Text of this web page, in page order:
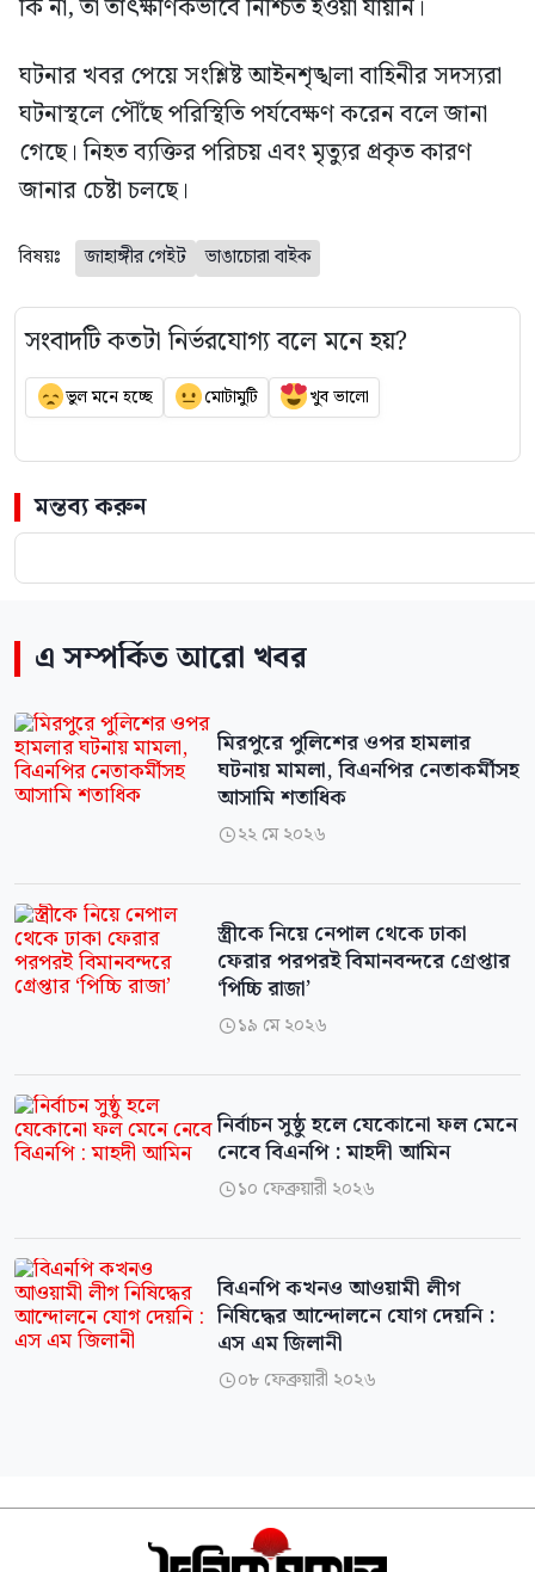
কি না, তা তাৎক্ষণিকভাবে নিশ্চিত হওয়া যায়নি।
ঘটনার খবর পেয়ে সংশ্লিষ্ট আইনশৃঙ্খলা বাহিনীর সদস্যরা
ঘটনাস্থলে পৌঁছে পরিস্থিতি পর্যবেক্ষণ করেন বলে জানা
গেছে। নিহত ব্যক্তির পরিচয় এবং মৃত্যুর প্রকৃত কারণ
জানার চেষ্টা চলছে।
বিষয়ঃ জাহাঙ্গীর গেইট ভাঙাচোরা বাইক
সংবাদটি কতটা নির্ভরযোগ্য বলে মনে হয়?
ভুল মনে হচ্ছে মোটামুটি খুব ভালো
মন্তব্য করুন
এ সম্পর্কিত আরো খবর
মিরপুরে পুলিশের ওপর হামলার
ঘটনায় মামলা, বিএনপির নেতাকর্মীসহ
আসামি শতাধিক
২২ মে ২০২৬
স্ত্রীকে নিয়ে নেপাল থেকে ঢাকা
ফেরার পরপরই বিমানবন্দরে গ্রেপ্তার
‘পিচ্চি রাজা’
১৯ মে ২০২৬
নির্বাচন সুষ্ঠু হলে যেকোনো ফল মেনে
নেবে বিএনপি : মাহদী আমিন
১০ ফেব্রুয়ারী ২০২৬
বিএনপি কখনও আওয়ামী লীগ
নিষিদ্ধের আন্দোলনে যোগ দেয়নি :
এস এম জিলানী
০৮ ফেব্রুয়ারী ২০২৬